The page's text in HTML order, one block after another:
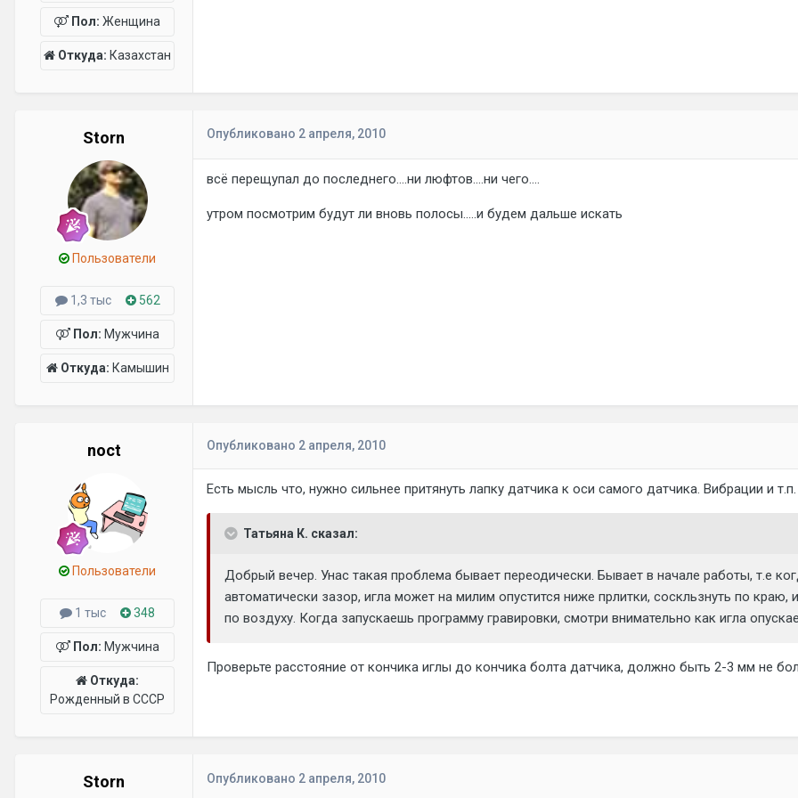
Пол: Женщина
Откуда: Казахстан
Storn
Пользователи
1,3 тыс 562
Пол: Мужчина
Откуда: Камышин
Опубликовано 2 апреля, 2010
всё перещупал до последнего....ни люфтов....ни чего....
утром посмотрим будут ли вновь полосы.....и будем дальше искать
noct
Пользователи
1 тыс 348
Пол: Мужчина
Откуда:
Рожденный в СССР
Опубликовано 2 апреля, 2010
Есть мысль что, нужно сильнее притянуть лапку датчика к оси самого датчика. Вибрации и
Татьяна К. сказал:
Добрый вечер. Унас такая проблема бывает переодически. Бывает в начале работы, т.е
автоматически зазор, игла может на милим опустится ниже прлитки, соскльзнуть по
по воздуху. Когда запускаешь программу гравировки, смотри внимательно как игла
Проверьте расстояние от кончика иглы до кончика болта датчика, должно быть 2-3 мм не
Storn Опубликовано 2 апреля, 2010